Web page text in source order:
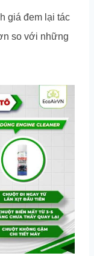
giá đem lại tác
so với những